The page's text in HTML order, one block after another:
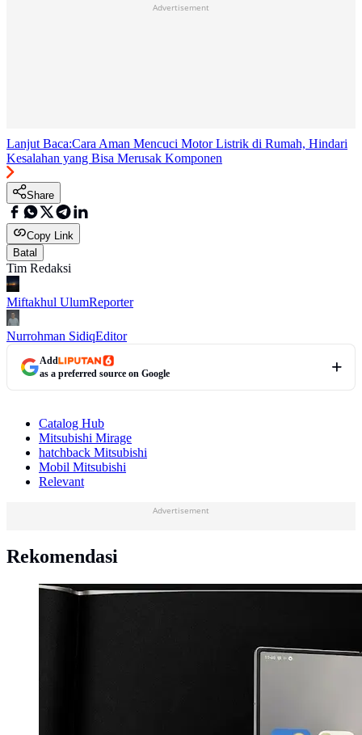
Advertisement
Lanjut Baca:Cara Aman Mencuci Motor Listrik di Rumah, Hindari
Kesalahan yang Bisa Merusak Komponen
Share
Copy Link
Batal
Tim Redaksi
Miftakhul UlumReporter
Nurrohman SidiqEditor
Add
as a preferred source on Google
Catalog Hub
Mitsubishi Mirage
hatchback Mitsubishi
Mobil Mitsubishi
Relevant
Advertisement
Rekomendasi